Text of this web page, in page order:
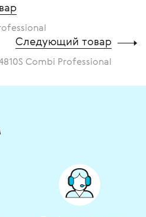
Следующий товар
Combi Professional